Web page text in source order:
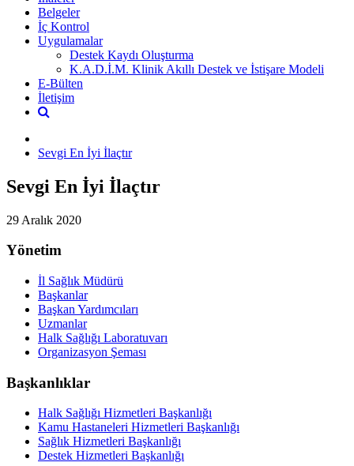
Belgeler
İç Kontrol
Uygulamalar
Destek Kaydı Oluşturma
K.A.D.İ.M. Klinik Akıllı Destek ve İstişare Modeli
E-Bülten
İletişim
Sevgi En İyi İlaçtır
Sevgi En İyi İlaçtır
29 Aralık 2020
Yönetim
İl Sağlık Müdürü
Başkanlar
Başkan Yardımcıları
Uzmanlar
Halk Sağlığı Laboratuvarı
Organizasyon Şeması
Başkanlıklar
Halk Sağlığı Hizmetleri Başkanlığı
Kamu Hastaneleri Hizmetleri Başkanlığı
Sağlık Hizmetleri Başkanlığı
Destek Hizmetleri Başkanlığı